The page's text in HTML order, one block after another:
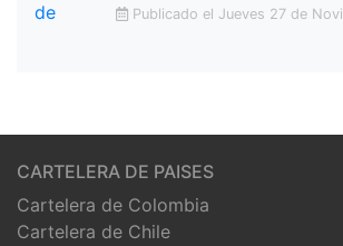
Publicado el Jueves 27 de
CARTELERA DE PAISES
Cartelera de Colombia
Cartelera de Chile